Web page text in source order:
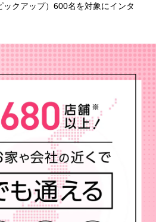
クアップ）600名を対象にインタ